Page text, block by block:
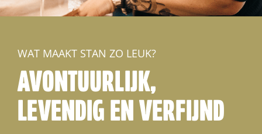
WAT MAAKT STAN ZO LEUK?
AVONTUURLIJK,
LEVENDIG EN VERFIJND